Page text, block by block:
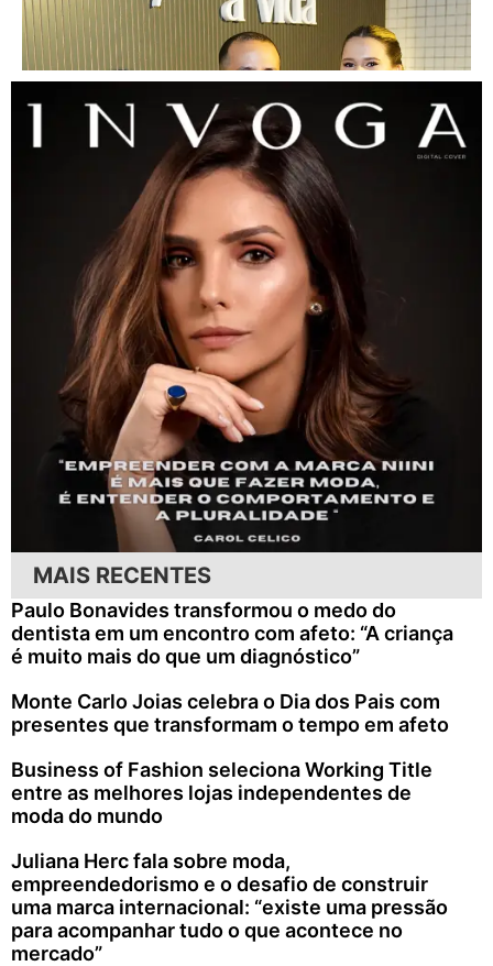
MAIS RECENTES
Paulo Bonavides transformou o medo do
dentista em um encontro com afeto: “A criança
é muito mais do que um diagnóstico”
Monte Carlo Joias celebra o Dia dos Pais com
presentes que transformam o tempo em afeto
Business of Fashion seleciona Working Title
entre as melhores lojas independentes de
moda do mundo
Juliana Herc fala sobre moda,
empreendedorismo e o desafio de construir
uma marca internacional: “existe uma pressão
para acompanhar tudo o que acontece no
mercado”